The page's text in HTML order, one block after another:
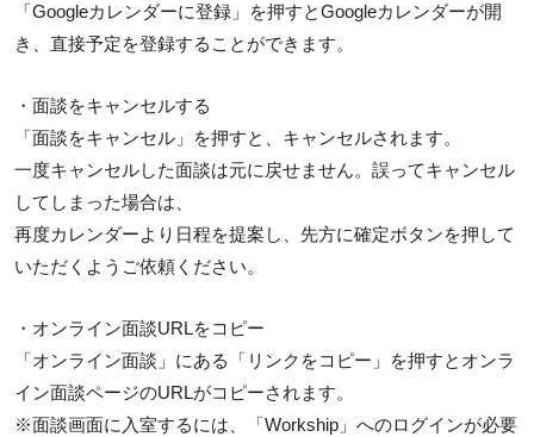
「Googleカレンダーに登録」を押すとGoogleカレンダーが開
き、直接予定を登録することができます。
・面談をキャンセルする
「面談をキャンセル」を押すと、キャンセルされます。
一度キャンセルした面談は元に戻せません。誤ってキャンセル
してしまった場合は、
再度カレンダーより日程を提案し、先方に確定ボタンを押して
いただくようご依頼ください。
・オンライン面談URLをコピー
「オンライン面談」にある「リンクをコピー」を押すとオンラ
イン面談ページのURLがコピーされます。
※面談画面に入室するには、「Workship」へのログインが必要